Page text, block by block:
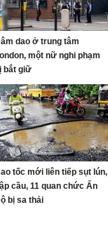
dao ở trung tâm
một nữ nghi phạm
bắt giữ
tốc mới liên tiếp sụt lún,
cầu, 11 quan chức Ấn
bị sa thải